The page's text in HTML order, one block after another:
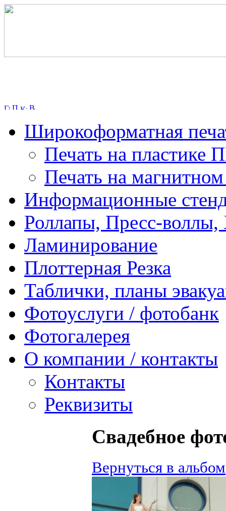
Широкоформатная
Печать на пластике
Печать на
Информационные
Роллапы, Пресс-
Ламинирование
Плоттерная Резка
Таблички, планы
Фотоуслуги / фотобанк
Фотогалерея
О компании / контакты
Контакты
Реквизиты
Свадебное
Вернуться в альбом